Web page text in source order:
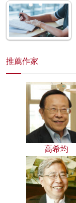
推薦作家
高希均